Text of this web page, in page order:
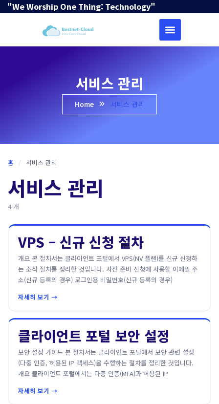
"We Worship One Thing: Technology"
서비스 관리
Home 서비스 관리
홈 / 서비스 관리
서비스 관리
4 개
VPS – 신규 신청 절차
개요 본 절차서는 클라이언트 포털에서 VPS(NV 플랜)를 신규 신청하
는 조작 절차를 정리한 것입니다. 사전 준비 신청에 사용할 이메일 주
소(신규 등록의 경우) 로그인용 비밀번호(신규 등록의 경우)
자세히 보기 →
클라이언트 포털 보안 설정
보안 설정 가이드 본 절차서는 클라이언트 포털에서 보안 관련 설정
(다중 인증, 허용된 IP 액세스)을 수행하는 절차를 정리한 것입니다.
개요 클라이언트 포털에서는 다중 인증(MFA)과 허용된 IP
자세히 보기 →